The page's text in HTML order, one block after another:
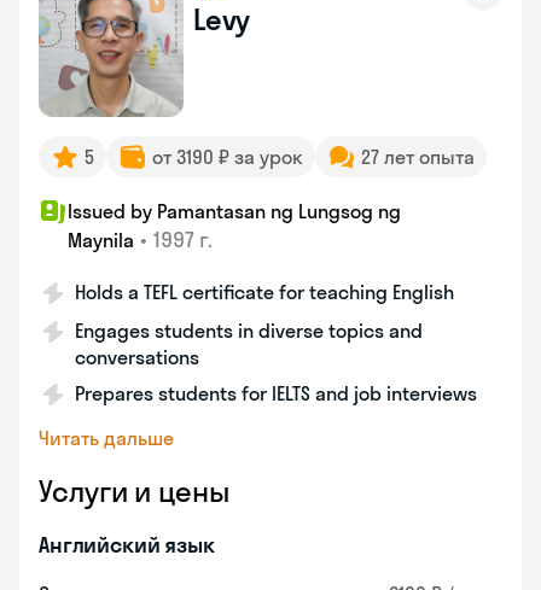
Levy
5 от 3190 ₽ за урок 27 лет опыта
Issued by Pamantasan ng Lungsog ng
Maynila • 1997 г.
Holds a TEFL certificate for teaching English
Engages students in diverse topics and
conversations
Prepares students for IELTS and job interviews
Читать дальше
Услуги и цены
Английский язык